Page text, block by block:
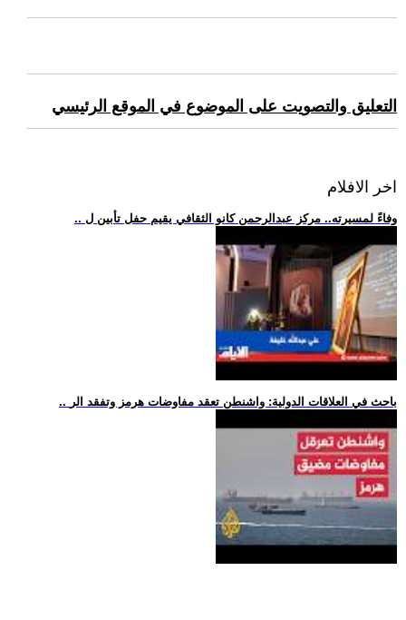
التعليق والتصويت على الموضوع في الموقع الرئيسي
اخر الافلام
.. وفاءً لمسيرته.. مركز عبدالرحمن كانو الثقافي يقيم حفل تأبين ل
.. باحث في العلاقات الدولية: واشنطن تعقد مفاوضات هرمز وتفقد الر